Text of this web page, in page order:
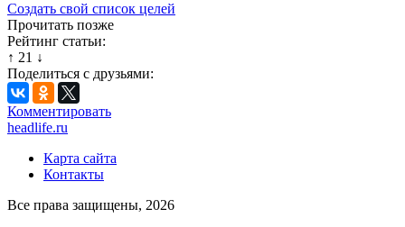
Создать свой список целей
Прочитать позже
Рейтинг статьи:
↑ 21 ↓
Поделиться с друзьями:
Комментировать
headlife.ru
Карта сайта
Контакты
Все права защищены, 2026